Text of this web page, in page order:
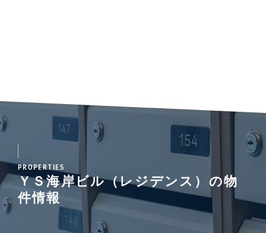
PROPERTIES
ＹＳ海岸ビル（レジデンス）の物
件情報